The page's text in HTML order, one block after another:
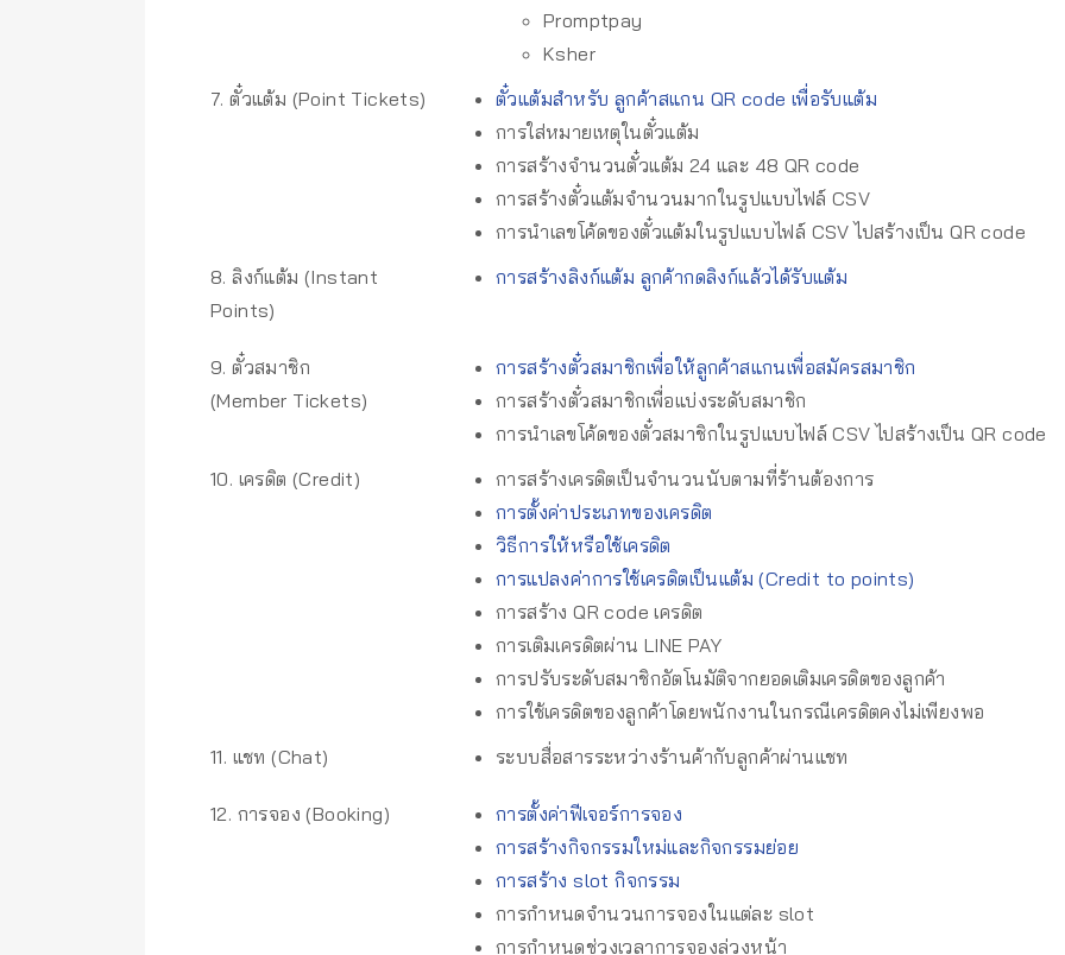
Promptpay
Ksher
7. ตั๋วแต้ม (Point Tickets)
ตั๋วแต้มสำหรับ ลูกค้าสแกน QR code เพื่อรับแต้ม
การใส่หมายเหตุในตั๋วแต้ม
การสร้างจำนวนตั๋วแต้ม 24 และ 48 QR code
การสร้างตั๋วแต้มจำนวนมากในรูปแบบไฟล์ CSV
การนำเลขโค้ดของตั๋วแต้มในรูปแบบไฟล์ CSV ไปสร้างเป็น QR code
8. ลิงก์แต้ม (Instant
Points)
การสร้างลิงก์แต้ม ลูกค้ากดลิงก์แล้วได้รับแต้ม
9. ตั๋วสมาชิก
(Member Tickets)
การสร้างตั๋วสมาชิกเพื่อให้ลูกค้าสแกนเพื่อสมัครสมาชิก
การสร้างตั๋วสมาชิกเพื่อแบ่งระดับสมาชิก
การนำเลขโค้ดของตั๋วสมาชิกในรูปแบบไฟล์ CSV ไปสร้างเป็น QR code
10. เครดิต (Credit)
การสร้างเครดิตเป็นจำนวนนับตามที่ร้านต้องการ
การตั้งค่าประเภทของเครดิต
วิธีการให้หรือใช้เครดิต
การแปลงค่าการใช้เครดิตเป็นแต้ม (Credit to points)
การสร้าง QR code เครดิต
การเติมเครดิตผ่าน LINE PAY
การปรับระดับสมาชิกอัตโนมัติจากยอดเติมเครดิตของลูกค้า
การใช้เครดิตของลูกค้าโดยพนักงานในกรณีเครดิตคงไม่เพียงพอ
11. แชท (Chat)
ระบบสื่อสารระหว่างร้านค้ากับลูกค้าผ่านแชท
12. การจอง (Booking)
การตั้งค่าฟีเจอร์การจอง
การสร้างกิจกรรมใหม่และกิจกรรมย่อย
การสร้าง slot กิจกรรม
การกำหนดจำนวนการจองในแต่ละ slot
การกำหนดช่วงเวลาการจองล่วงหน้า